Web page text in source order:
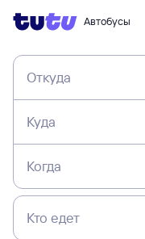
Автобусы
Откуда
Куда
Когда
Кто едет